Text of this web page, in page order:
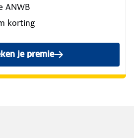
ANWB
korting
je premie
voor de ANWB Reguliere